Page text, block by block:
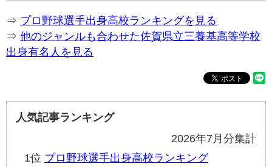
⇒ プロ野球選手出身高校ランキングを見る
⇒ 他のジャンルも合わせた佐賀県立三養基高等学校
出身有名人を見る
人気記事ランキング
2026年7月分集計
1位 プロ野球選手出身高校ランキング